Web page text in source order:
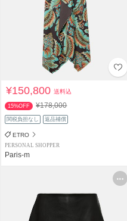
¥150,800送料込
15%OFF ¥178,000
関税負担なし 返品補償
ETRO
PERSONAL SHOPPER
Paris-m